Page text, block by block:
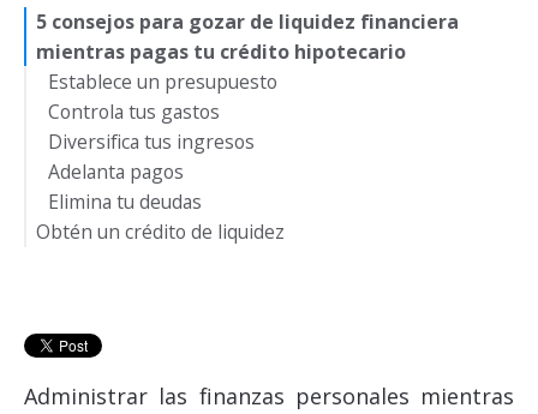
5 consejos para gozar de liquidez financiera
mientras pagas tu crédito hipotecario
Establece un presupuesto
Controla tus gastos
Diversifica tus ingresos
Adelanta pagos
Elimina tu deudas
Obtén un crédito de liquidez
Administrar las finanzas personales mientras